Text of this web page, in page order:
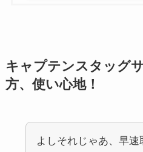
キャプテンスタッグ
方、使い心地！
よしそれじゃあ、早速